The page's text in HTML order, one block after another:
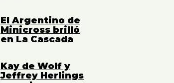
El Argentino de
Minicross brilló
en La Cascada
Kay de Wolf y
Jeffrey Herlings